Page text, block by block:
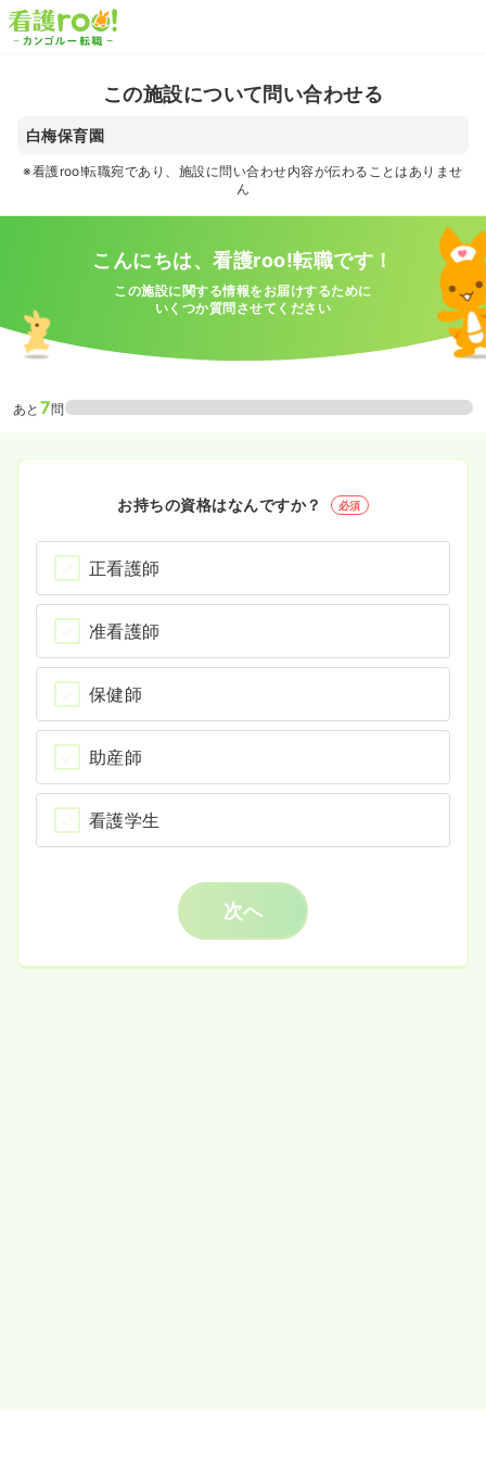
この施設について問い合わせる
白梅保育園
※看護roo!転職宛であり、施設に問い合わせ内容が伝わることはありませ
ん
こんにちは、看護roo!転職です！
この施設に関する情報をお届けするために
いくつか質問させてください
あと 7問
お持ちの資格はなんですか？ 必須
正看護師
准看護師
保健師
助産師
看護学生
次へ